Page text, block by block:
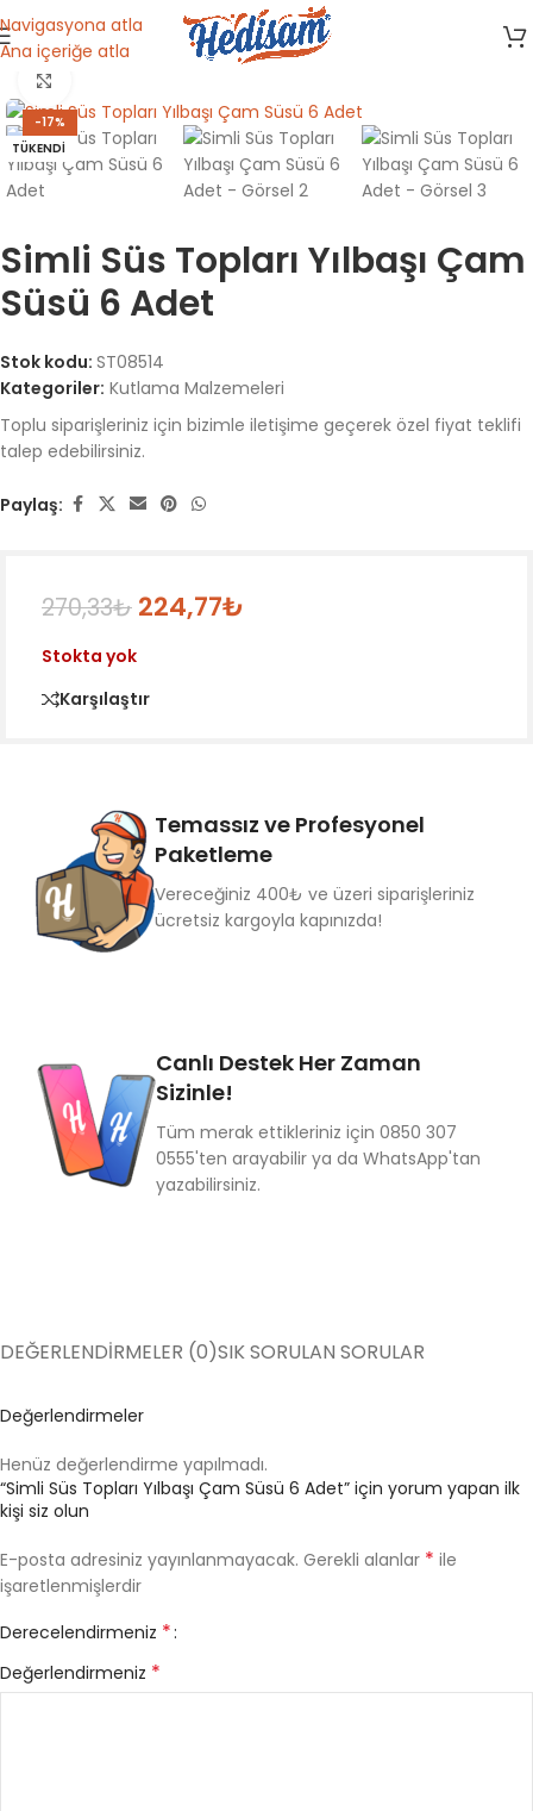
Navigasyona atla
Ana içeriğe atla
Ana Sayfa/ Kırtasiye & Oyuncak/Kutlama Malzemeleri
-17%
TÜKENDI
Simli Süs Topları Yılbaşı Çam
Süsü 6 Adet
Stok kodu: ST08514
Kategoriler: Kutlama Malzemeleri
Toplu siparişleriniz için bizimle iletişime geçerek özel fiyat teklifi
talep edebilirsiniz.
Paylaş:
270,33₺ 224,77₺
Stokta yok
Karşılaştır
Temassız ve Profesyonel
Paketleme
Vereceğiniz 400₺ ve üzeri siparişleriniz
ücretsiz kargoyla kapınızda!
Canlı Destek Her Zaman
Sizinle!
Tüm merak ettikleriniz için 0850 307
0555'ten arayabilir ya da WhatsApp'tan
yazabilirsiniz.
DEĞERLENDIRMELER (0)SIK SORULAN SORULAR
Değerlendirmeler
Henüz değerlendirme yapılmadı.
“Simli Süs Topları Yılbaşı Çam Süsü 6 Adet” için yorum yapan ilk
kişi siz olun
E-posta adresiniz yayınlanmayacak. Gerekli alanlar * ile
işaretlenmişlerdir
Derecelendirmeniz *
Değerlendirmeniz *